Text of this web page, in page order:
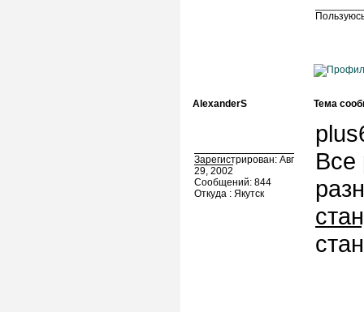
AlexanderS Тема
Зарегистрирован: Авг
29, 2002
Сообщений: 844
Откуда : Якутск
Все